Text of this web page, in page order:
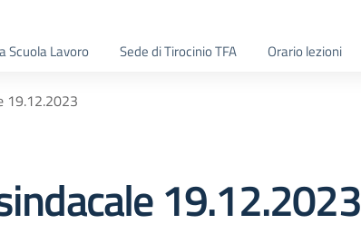
Scuola Lavoro Sede di Tirocinio TFA Orario lezioni
19.12.2023
19.12.2023